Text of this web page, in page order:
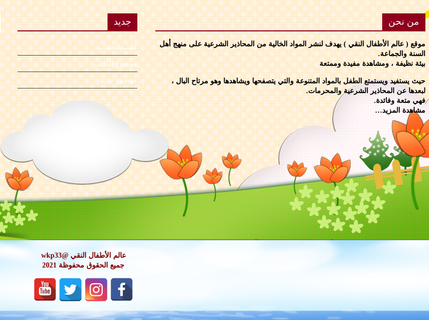
من نحن
موقع ( عالم الأطفال النقي ) يهدف لنشر المواد الخالية من المحاذير الشرعية على منهج أهل
السنة والجماعة.
بيئة نظيفة ، ومشاهدة مفيدة وممتعة
حيث يستفيد ويستمتع الطفل بالمواد المتنوعة والتي يتصفحها ويشاهدها وهو مرتاح البال ،
لبعدها عن المحاذير الشرعية والمحرمات.
فهي متعة وفائدة.
مشاهدة المزيد…
جديد
كليب الحجاب
موضوع الكاتب
موضوع جديد
عالم الأطفال النقي @wkp33
جميع الحقوق محفوظة 2021